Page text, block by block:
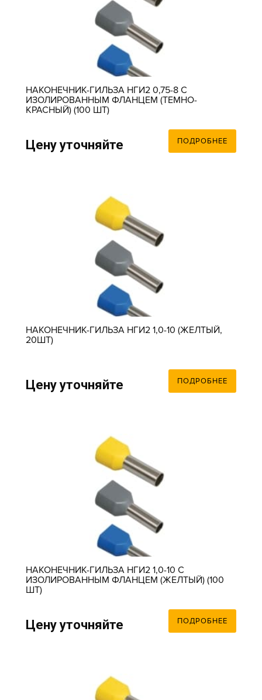
НАКОНЕЧНИК-ГИЛЬЗА НГИ2 0,75-8 С
ИЗОЛИРОВАННЫМ ФЛАНЦЕМ (ТЕМНО-
КРАСНЫЙ) (100 ШТ)
Цену уточняйте ПОДРОБНЕЕ
НАКОНЕЧНИК-ГИЛЬЗА НГИ2 1,0-10 (ЖЕЛТЫЙ,
20ШТ)
Цену уточняйте ПОДРОБНЕЕ
НАКОНЕЧНИК-ГИЛЬЗА НГИ2 1,0-10 С
ИЗОЛИРОВАННЫМ ФЛАНЦЕМ (ЖЕЛТЫЙ) (100
ШТ)
Цену уточняйте ПОДРОБНЕЕ